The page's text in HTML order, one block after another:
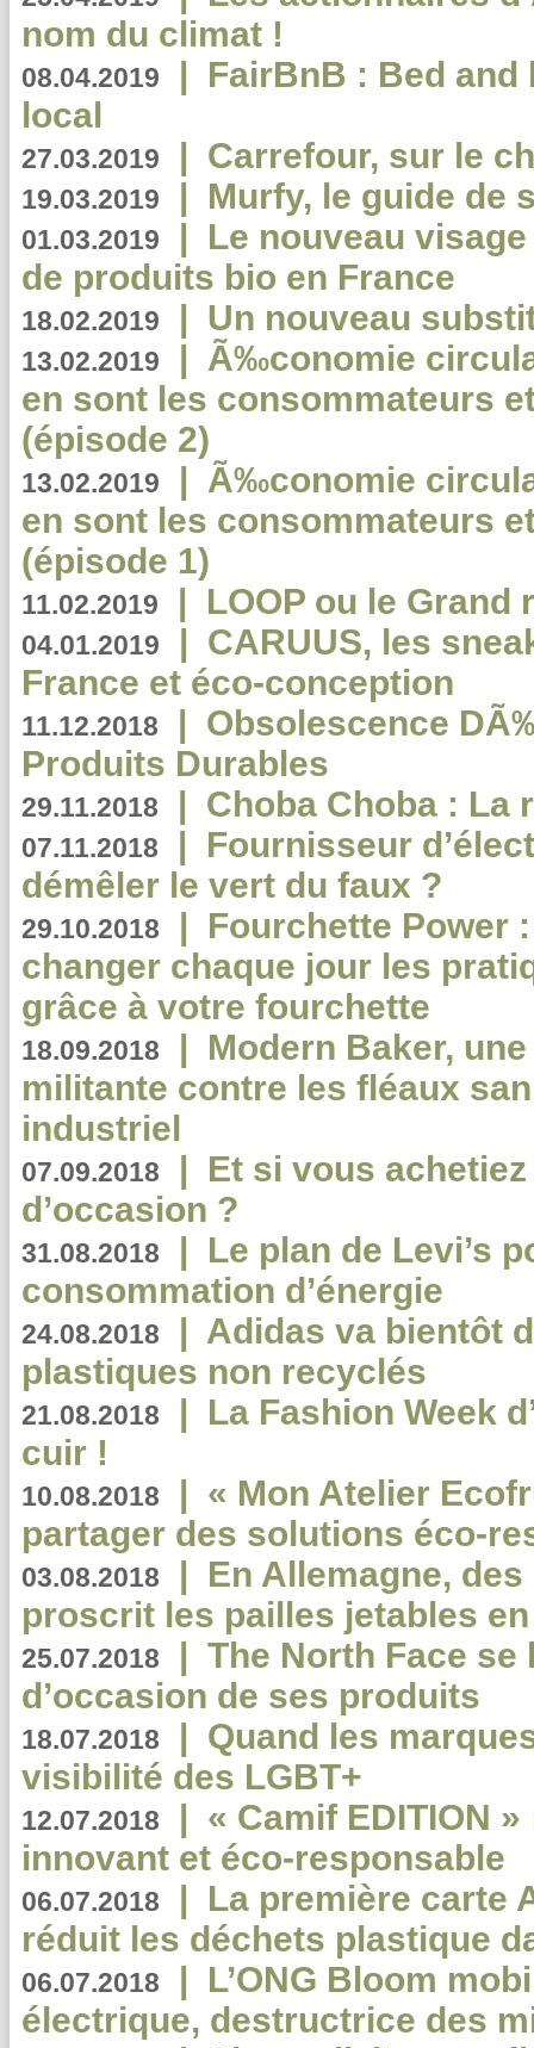
nom du climat !
08.04.2019 | FairBnB : Bed
local
27.03.2019 | Carrefour, sur le
19.03.2019 | Murfy, le guide de
01.03.2019 | Le nouveau
de produits bio en France
18.02.2019 | Un nouveau
13.02.2019 | Ã‰conomie
en sont les consommateurs
(épisode 2)
13.02.2019 | Ã‰conomie
en sont les consommateurs
(épisode 1)
11.02.2019 | LOOP ou le Grand
04.01.2019 | CARUUS, les
France et éco-conception
11.12.2018 | Obsolescence
Produits Durables
29.11.2018 | Choba Choba : La
07.11.2018 | Fournisseur
démêler le vert du faux ?
29.10.2018 | Fourchette Power
changer chaque jour les
grâce à votre fourchette
18.09.2018 | Modern Baker,
militante contre les fléaux
industriel
07.09.2018 | Et si vous
d’occasion ?
31.08.2018 | Le plan de Levi’s
consommation d’énergie
24.08.2018 | Adidas va bientôt
plastiques non recyclés
21.08.2018 | La Fashion Week
cuir !
10.08.2018 | « Mon Atelier
partager des solutions éco-
03.08.2018 | En Allemagne,
proscrit les pailles jetables
25.07.2018 | The North Face se
d’occasion de ses produits
18.07.2018 | Quand les
visibilité des LGBT+
12.07.2018 | « Camif EDITION
innovant et éco-responsable
06.07.2018 | La première carte
réduit les déchets plastique
06.07.2018 | L’ONG Bloom
électrique, destructrice des